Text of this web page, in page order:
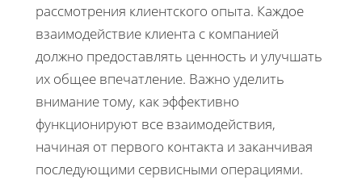
рассмотрения клиентского опыта. Каждое
взаимодействие клиента с компанией
должно предоставлять ценность и улучшать
их общее впечатление. Важно уделить
внимание тому, как эффективно
функционируют все взаимодействия,
начиная от первого контакта и заканчивая
последующими сервисными операциями.